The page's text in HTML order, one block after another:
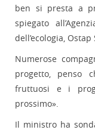
ben si presta a
spiegato
dell’ecologia, Ostap
Numerose
progetto, penso
fruttuosi e i
prossimo».
Il ministro ha